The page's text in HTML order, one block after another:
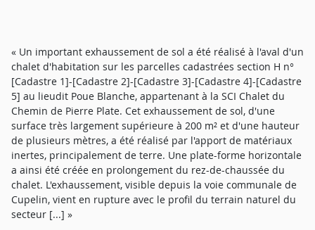
« Un important exhaussement de sol a été réalisé à l'aval d'un
chalet d'habitation sur les parcelles cadastrées section H n°
[Cadastre 1]-[Cadastre 2]-[Cadastre 3]-[Cadastre 4]-[Cadastre
5] au lieudit Poue Blanche, appartenant à la SCI Chalet du
Chemin de Pierre Plate. Cet exhaussement de sol, d'une
surface très largement supérieure à 200 m² et d'une hauteur
de plusieurs mètres, a été réalisé par l'apport de matériaux
inertes, principalement de terre. Une plate-forme horizontale
a ainsi été créée en prolongement du rez-de-chaussée du
chalet. L'exhaussement, visible depuis la voie communale de
Cupelin, vient en rupture avec le profil du terrain naturel du
secteur [...] »